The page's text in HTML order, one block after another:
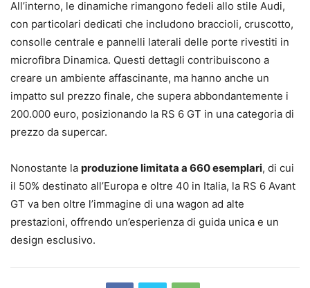
All’interno, le dinamiche rimangono fedeli allo stile Audi,
con particolari dedicati che includono braccioli, cruscotto,
consolle centrale e pannelli laterali delle porte rivestiti in
microfibra Dinamica. Questi dettagli contribuiscono a
creare un ambiente affascinante, ma hanno anche un
impatto sul prezzo finale, che supera abbondantemente i
200.000 euro, posizionando la RS 6 GT in una categoria di
prezzo da supercar.
Nonostante la produzione limitata a 660 esemplari, di cui
il 50% destinato all’Europa e oltre 40 in Italia, la RS 6 Avant
GT va ben oltre l’immagine di una wagon ad alte
prestazioni, offrendo un’esperienza di guida unica e un
design esclusivo.